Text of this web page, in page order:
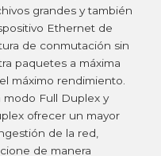
grandes y también
Ethernet de
de conmutación sin
paquetes a máxima
máximo rendimiento.
modo Full Duplex y
ofrecer un mayor
de la red,
de manera